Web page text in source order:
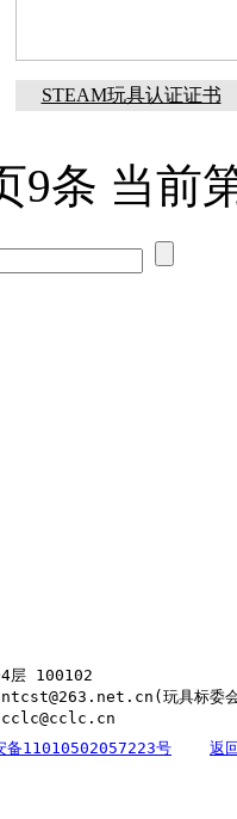
STEAM玩具认证证书
9条 当前
4层 100102
玩具标委
备11010502057223号 返